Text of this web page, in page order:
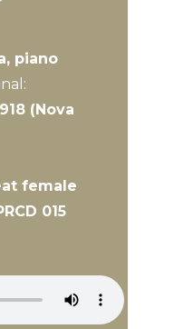
piano
(Nova
female
015